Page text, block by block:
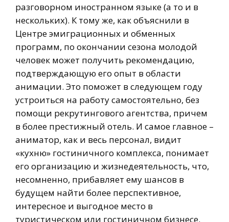
разговорном иностранном языке (а то и в
нескольких). К тому же, как объяснили в
Центре эмиграционных и обменных
программ, по окончании сезона молодой
человек может получить рекомендацию,
подтверждающую его опыт в области
анимации. Это поможет в следующем году
устроиться на работу самостоятельно, без
помощи рекрутингового агентства, причем
в более престижный отель. И самое главное –
аниматор, как и весь персонал, видит
«кухню» гостиничного комплекса, понимает
его организацию и жизнедеятельность, что,
несомненно, прибавляет ему шансов в
будущем найти более перспективное,
интересное и выгодное место в
туристическом или гостиничном бизнесе.